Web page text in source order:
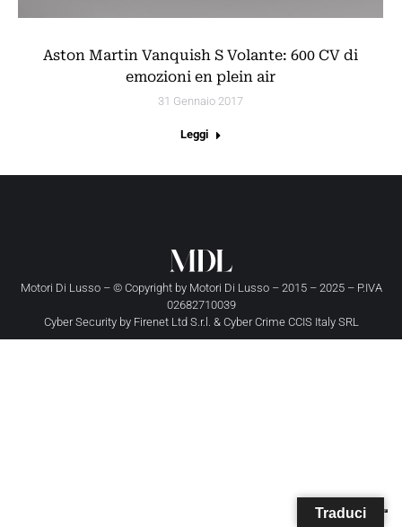
Aston Martin Vanquish S Volante: 600 CV di
emozioni en plein air
31 Gennaio 2017
Leggi
Motori Di Lusso – © Copyright by Motori Di Lusso– 2015 – 2025 – P.IVA
02682710039
Cyber Security by Firenet Ltd S.r.l. & Cyber Crime CCIS Italy SRL
Traduci